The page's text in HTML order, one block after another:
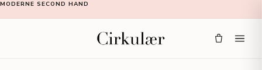
MODERNE SECOND HAND